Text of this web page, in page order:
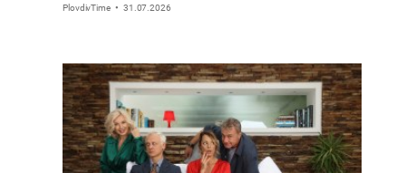
PlovdivTime 31.07.2026